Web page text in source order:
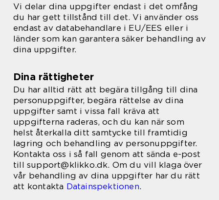
Vi delar dina uppgifter endast i det omfång
du har gett tillstånd till det. Vi använder oss
endast av databehandlare i EU/EES eller i
länder som kan garantera säker behandling av
dina uppgifter.
Dina rättigheter
Du har alltid rätt att begära tillgång till dina
personuppgifter, begära rättelse av dina
uppgifter samt i vissa fall kräva att
uppgifterna raderas, och du kan när som
helst återkalla ditt samtycke till framtidig
lagring och behandling av personuppgifter.
Kontakta oss i så fall genom att sända e-post
till support@klikko.dk. Om du vill klaga över
vår behandling av dina uppgifter har du rätt
att kontakta Datainspektionen.